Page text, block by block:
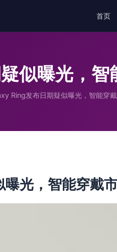
首页
似曝光，智
Ring发布日期疑似曝光，智能穿
光，智能穿戴